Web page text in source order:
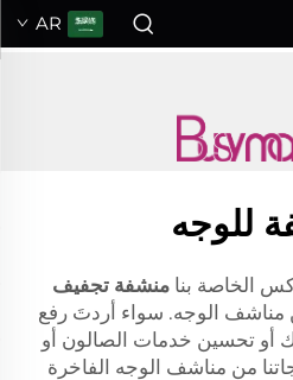
AR
للوجه
الخاصة بنا منشفة تجفيف
مناشف الوجه. سواء أردتَ رفع
أو تحسين خدمات الصالون أو
من مناشف الوجه الفاخرة